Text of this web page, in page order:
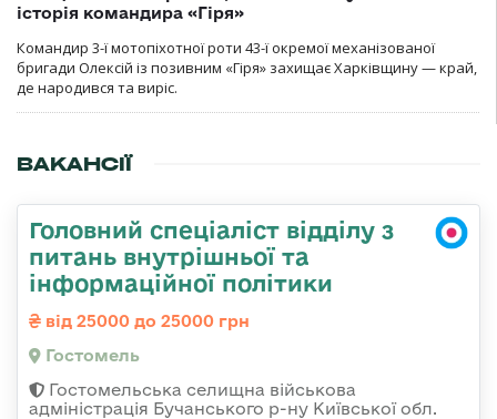
історія командира «Гіря»
Командир 3-ї мотопіхотної роти 43-ї окремої механізованої
бригади Олексій із позивним «Гіря» захищає Харківщину — край,
де народився та виріс.
ВАКАНСІЇ
Головний спеціаліст відділу з
питань внутрішньої та
інформаційної політики
від 25000 до 25000 грн
Гостомель
Гостомельська селищна військова
адміністрація Бучанського р-ну Київської обл.